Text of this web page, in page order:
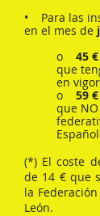
• Para las
en el mes de
o 45 €
que
en
o 59 €
que
(*) El coste
de 14 € que
la
León.